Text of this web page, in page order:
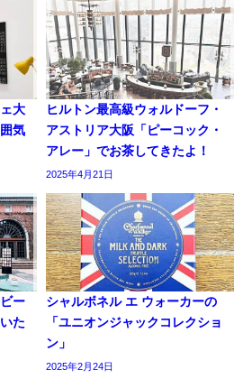
大
気
ヒルトン最高級ウォルドーフ・
アストリア大阪「ピーコック・
アレー」でお茶してきたよ！
2025年4月21日
ー
た
シャルボネル エ ウォーカーの
「ユニオンジャックコレクショ
ン」
2025年2月24日